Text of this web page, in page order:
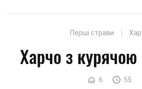
Перші страви
Харчо з
6
55